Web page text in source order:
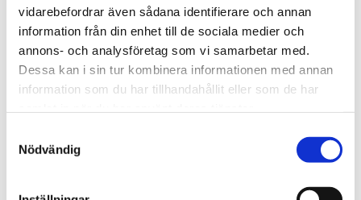
vidarebefordrar även sådana identifierare och annan
information från din enhet till de sociala medier och
annons- och analysföretag som vi samarbetar med.
Dessa kan i sin tur kombinera informationen med annan
information som du har tillhandahållit eller som de har
Nödvändig
Läs även